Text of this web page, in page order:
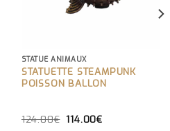
STATUE ANIMAUX
STATUETTE STEAMPUNK
POISSON BALLON
124.00€ LE
114.00€LE